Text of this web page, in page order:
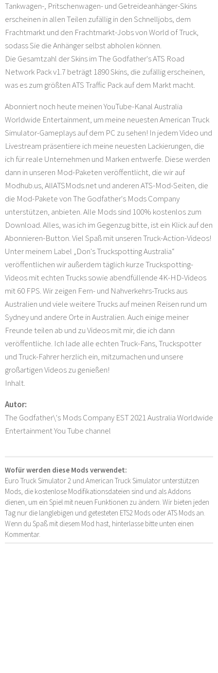
Tankwagen-, Pritschenwagen- und Getreideanhänger-Skins
erscheinen in allen Teilen zufällig in den Schnelljobs, dem
Frachtmarkt und den Frachtmarkt-Jobs von World of Truck,
sodass Sie die Anhänger selbst abholen können.
Die Gesamtzahl der Skins im The Godfather's ATS Road
Network Pack v1.7 beträgt 1890 Skins, die zufällig erscheinen,
was es zum größten ATS Traffic Pack auf dem Markt macht.
Abonniert noch heute meinen YouTube-Kanal Australia
Worldwide Entertainment, um meine neuesten American Truck
Simulator-Gameplays auf dem PC zu sehen! In jedem Video und
Livestream präsentiere ich meine neuesten Lackierungen, die
ich für reale Unternehmen und Marken entwerfe. Diese werden
dann in unseren Mod-Paketen veröffentlicht, die wir auf
Modhub.us, AllATSMods.net und anderen ATS-Mod-Seiten, die
die Mod-Pakete von The Godfather's Mods Company
unterstützen, anbieten. Alle Mods sind 100% kostenlos zum
Download. Alles, was ich im Gegenzug bitte, ist ein Klick auf den
Abonnieren-Button. Viel Spaß mit unseren Truck-Action-Videos!
Unter meinem Label „Don's Truckspotting Australia“
veröffentlichen wir außerdem täglich kurze Truckspotting-
Videos mit echten Trucks sowie abendfüllende 4K-HD-Videos
mit 60 FPS. Wir zeigen Fern- und Nahverkehrs-Trucks aus
Australien und viele weitere Trucks auf meinen Reisen rund um
Sydney und andere Orte in Australien. Auch einige meiner
Freunde teilen ab und zu Videos mit mir, die ich dann
veröffentliche. Ich lade alle echten Truck-Fans, Truckspotter
und Truck-Fahrer herzlich ein, mitzumachen und unsere
großartigen Videos zu genießen!
Inhalt.
Autor:
The Godfather\'s Mods Company EST 2021 Australia Worldwide
Entertainment You Tube channel
Wofür werden diese Mods verwendet:
Euro Truck Simulator 2 und American Truck Simulator unterstützen
Mods, die kostenlose Modifikationsdateien sind und als Addons
dienen, um ein Spiel mit neuen Funktionen zu ändern. Wir bieten jeden
Tag nur die langlebigen und getesteten ETS2 Mods oder ATS Mods an.
Wenn du Spaß mit diesem Mod hast, hinterlasse bitte unten einen
Kommentar.